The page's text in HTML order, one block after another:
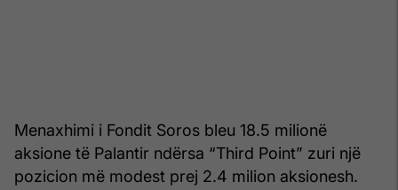
Menaxhimi i Fondit Soros bleu 18.5 milionë
aksione të Palantir ndërsa “Third Point” zuri një
pozicion më modest prej 2.4 milion aksionesh.